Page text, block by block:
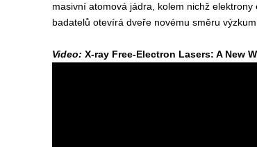
masivní atomová jádra, kolem nichž
badatelů otevírá dveře novému směru
Video: X-ray Free-Electron Lasers: A New